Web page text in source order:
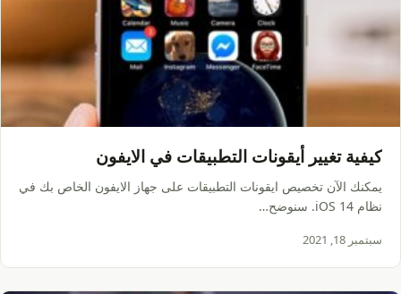
كيفية تغيير أيقونات التطبيقات في الايفون
يمكنك الآن تخصيص ايقونات التطبيقات على جهاز الايفون الخاص بك في
نظام iOS 14. سنوضح…
سبتمبر 18, 2021